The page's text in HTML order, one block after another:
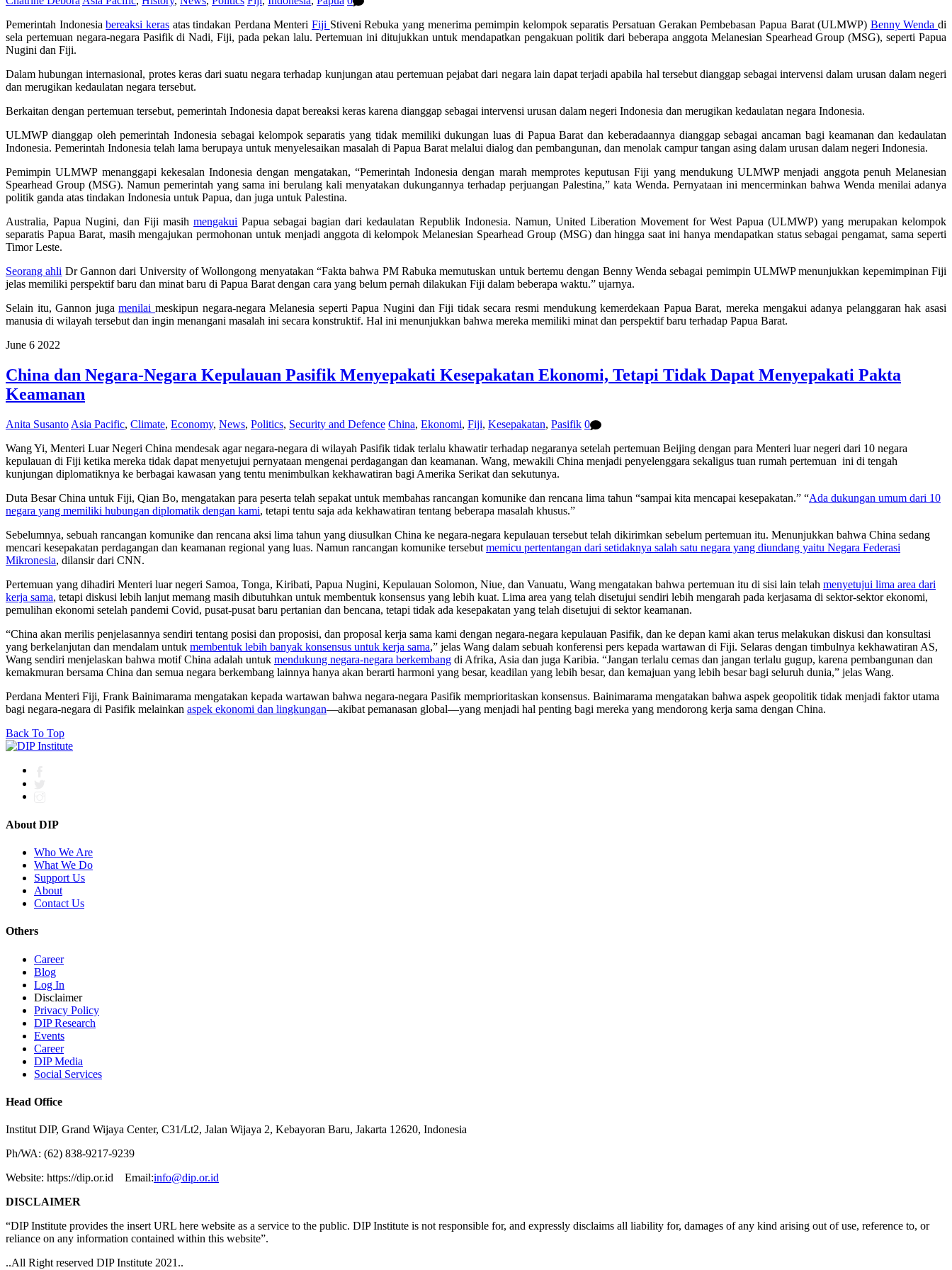
Pemerintah Indonesiabereaksi kerasatas tindakan Perdana Menteri Fiji Stiveni Rebuka yang menerima pemimpin kelompok separatis Persatuan Gerakan Pembebasan Papua Barat (ULMWP) Benny Wenda di
sela pertemuan negara-negara Pasifik di Nadi, Fiji, pada pekan lalu. Pertemuan ini ditujukkan untuk mendapatkan pengakuan politik dari beberapa anggota Melanesian Spearhead Group (MSG), seperti Papua
Nugini dan Fiji.
Dalam hubungan internasional, protes keras dari suatu negara terhadap kunjungan atau pertemuan pejabat dari negara lain dapat terjadi apabila hal tersebut dianggap sebagai intervensi dalam urusan dalam negeri
dan merugikan kedaulatan negara tersebut.
Berkaitan dengan pertemuan tersebut, pemerintah Indonesia dapat bereaksi keras karena dianggap sebagai intervensi urusan dalam negeri Indonesia dan merugikan kedaulatan negara Indonesia.
ULMWP dianggap oleh pemerintah Indonesia sebagai kelompok separatis yang tidak memiliki dukungan luas di Papua Barat dan keberadaannya dianggap sebagai ancaman bagi keamanan dan kedaulatan
Indonesia. Pemerintah Indonesia telah lama berupaya untuk menyelesaikan masalah di Papua Barat melalui dialog dan pembangunan, dan menolak campur tangan asing dalam urusan dalam negeri Indonesia.
Pemimpin ULMWP menanggapi kekesalan Indonesia dengan mengatakan, “Pemerintah Indonesia dengan marah memprotes keputusan Fiji yang mendukung ULMWP menjadi anggota penuh Melanesian
Spearhead Group (MSG). Namun pemerintah yang sama ini berulang kali menyatakan dukungannya terhadap perjuangan Palestina,” kata Wenda. Pernyataan ini mencerminkan bahwa Wenda menilai adanya
politik ganda atas tindakan Indonesia untuk Papua, dan juga untuk Palestina.
Australia, Papua Nugini, dan Fiji masihmengakui Papua sebagai bagian dari kedaulatan Republik Indonesia. Namun, United Liberation Movement for West Papua (ULMWP) yang merupakan kelompok
separatis Papua Barat, masih mengajukan permohonan untuk menjadi anggota di kelompok Melanesian Spearhead Group (MSG) dan hingga saat ini hanya mendapatkan status sebagai pengamat, sama seperti
Timor Leste.
Seorang ahli Dr Gannon dari University of Wollongong menyatakan “Fakta bahwa PM Rabuka memutuskan untuk bertemu dengan Benny Wenda sebagai pemimpin ULMWP menunjukkan kepemimpinan Fiji
jelas memiliki perspektif baru dan minat baru di Papua Barat dengan cara yang belum pernah dilakukan Fiji dalam beberapa waktu.” ujarnya.
Selain itu, Gannon jugamenilaimeskipun negara-negara Melanesia seperti Papua Nugini dan Fiji tidak secara resmi mendukung kemerdekaan Papua Barat, mereka mengakui adanya pelanggaran hak asasi
manusia di wilayah tersebut dan ingin menangani masalah ini secara konstruktif. Hal ini menunjukkan bahwa mereka memiliki minat dan perspektif baru terhadap Papua Barat.
June 6 2022
China dan Negara-Negara Kepulauan Pasifik Menyepakati Kesepakatan Ekonomi, Tetapi Tidak Dapat Menyepakati Pakta
Keamanan
Anita Susanto Asia Pacific, Climate, Economy, News, Politics, Security and Defence China, Ekonomi, Fiji, Kesepakatan, Pasifik 0
Wang Yi, Menteri Luar Negeri China mendesak agar negara-negara di wilayah Pasifik tidak terlalu khawatir terhadap negaranya setelah pertemuan Beijing dengan para Menteri luar negeri dari 10 negara
kepulauan di Fiji ketika mereka tidak dapat menyetujui pernyataan mengenai perdagangan dan keamanan. Wang, mewakili China menjadi penyelenggara sekaligus tuan rumah pertemuan ini di tengah
kunjungan diplomatiknya ke berbagai kawasan yang tentu menimbulkan kekhawatiran bagi Amerika Serikat dan sekutunya.
Duta Besar China untuk Fiji, Qian Bo, mengatakan para peserta telah sepakat untuk membahas rancangan komunike dan rencana lima tahun “sampai kita mencapai kesepakatan.” “Ada dukungan umum dari 10
negara yang memiliki hubungan diplomatik dengan kami, tetapi tentu saja ada kekhawatiran tentang beberapa masalah khusus.”
Sebelumnya, sebuah rancangan komunike dan rencana aksi lima tahun yang diusulkan China ke negara-negara kepulauan tersebut telah dikirimkan sebelum pertemuan itu. Menunjukkan bahwa China sedang
mencari kesepakatan perdagangan dan keamanan regional yang luas. Namun rancangan komunike tersebutmemicu pertentangan dari setidaknya salah satu negara yang diundang yaitu Negara Federasi
Mikronesia, dilansir dari CNN.
Pertemuan yang dihadiri Menteri luar negeri Samoa, Tonga, Kiribati, Papua Nugini, Kepulauan Solomon, Niue, dan Vanuatu, Wang mengatakan bahwa pertemuan itu di sisi lain telah menyetujui lima area dari
kerja sama, tetapi diskusi lebih lanjut memang masih dibutuhkan untuk membentuk konsensus yang lebih kuat. Lima area yang telah disetujui sendiri lebih mengarah pada kerjasama di sektor-sektor ekonomi,
pemulihan ekonomi setelah pandemi Covid, pusat-pusat baru pertanian dan bencana, tetapi tidak ada kesepakatan yang telah disetujui di sektor keamanan.
“China akan merilis penjelasannya sendiri tentang posisi dan proposisi, dan proposal kerja sama kami dengan negara-negara kepulauan Pasifik, dan ke depan kami akan terus melakukan diskusi dan konsultasi
yang berkelanjutan dan mendalam untuk membentuk lebih banyak konsensus untuk kerja sama,” jelas Wang dalam sebuah konferensi pers kepada wartawan di Fiji. Selaras dengan timbulnya kekhawatiran AS,
Wang sendiri menjelaskan bahwa motif China adalah untuk mendukung negara-negara berkembang di Afrika, Asia dan juga Karibia. “Jangan terlalu cemas dan jangan terlalu gugup, karena pembangunan dan
kemakmuran bersama China dan semua negara berkembang lainnya hanya akan berarti harmoni yang besar, keadilan yang lebih besar, dan kemajuan yang lebih besar bagi seluruh dunia,” jelas Wang.
Perdana Menteri Fiji, Frank Bainimarama mengatakan kepada wartawan bahwa negara-negara Pasifik memprioritaskan konsensus. Bainimarama mengatakan bahwa aspek geopolitik tidak menjadi faktor utama
bagi negara-negara di Pasifik melainkan aspek ekonomi dan lingkungan—akibat pemanasan global—yang menjadi hal penting bagi mereka yang mendorong kerja sama dengan China.
Back To Top
About DIP
Who We Are
What We Do
Support Us
About
Contact Us
Others
Career
Blog
Log In
Disclaimer
Privacy Policy
DIP Research
Events
Career
DIP Media
Social Services
Head Office
Institut DIP, Grand Wijaya Center, C31/Lt2, Jalan Wijaya 2, Kebayoran Baru, Jakarta 12620, Indonesia
Ph/WA: (62) 838-9217-9239
Website: https://dip.or.id Email:info@dip.or.id
DISCLAIMER
“DIP Institute provides the insert URL here website as a service to the public. DIP Institute is not responsible for, and expressly disclaims all liability for, damages of any kind arising out of use, reference to, or
reliance on any information contained within this website”.
..All Right reserved DIP Institute 2021..